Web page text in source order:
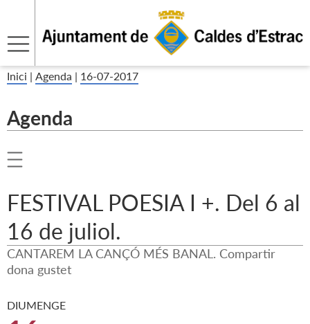
Inici | Agenda | 16-07-2017
Agenda
FESTIVAL POESIA I +. Del 6 al
16 de juliol.
CANTAREM LA CANÇÓ MÉS BANAL. Compartir
dona gustet
DIUMENGE